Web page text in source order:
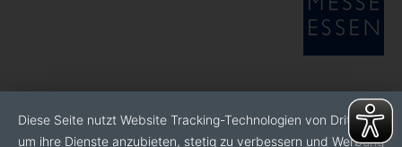
Diese Seite nutzt Website Tracking-Technologien von Dritten,
um ihre Dienste anzubieten, stetig zu verbessern und Werbung